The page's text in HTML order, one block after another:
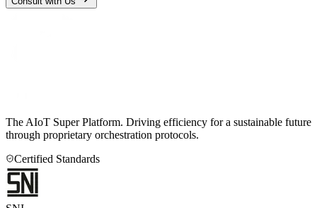
The AIoT Super Platform. Driving efficiency for a sustainable future
through proprietary orchestration protocols.
Certified Standards